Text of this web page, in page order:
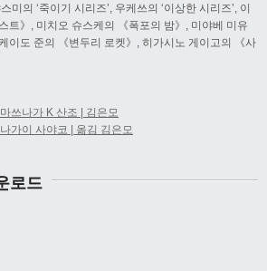
미의 ‘죽이기 시리즈’, 우케쓰의 ‘이상한 시리즈’, 이
트》, 미치오 슈스케의 《폭포의 밤》, 미야베 미유
이도 준의 《변두리 로켓》, 히가시노 게이고의 《사
쓰나가 K 산조 | 김은모
가이 사야코 | 옮김 김은모
로드